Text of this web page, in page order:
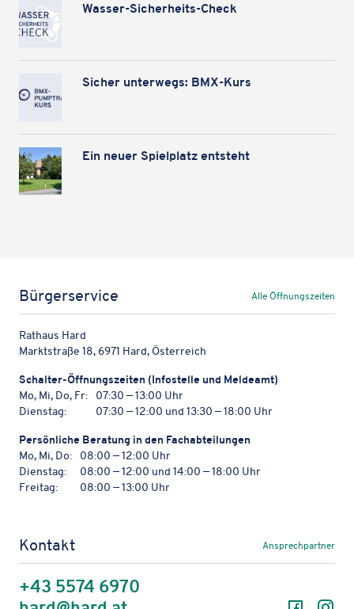
Wasser-Sicher­heits-Check
Sicher unter­wegs: BMX-Kurs
Ein neuer Spiel­platz entsteht
Bürgerservice Alle Öffnungszeiten
Rathaus Hard
Marktstraße 18, 6971 Hard, Österreich
Schal­ter-Öffnungs­zei­ten (Info­stelle und Meldeamt)
Mo, Mi, Do, Fr:
07:30 — 13:00 Uhr
Dienstag:
07:30 — 12:00 und 13:30 — 18:00 Uhr
Persön­li­che Bera­tung in den Fachabteilungen
Mo, Mi, Do:
08:00 — 12:00 Uhr
Dienstag:
08:00 — 12:00 und 14:00 — 18:00 Uhr
Freitag:
08:00 — 13:00 Uhr
Kontakt Ansprechpartner
+43 5574 6970